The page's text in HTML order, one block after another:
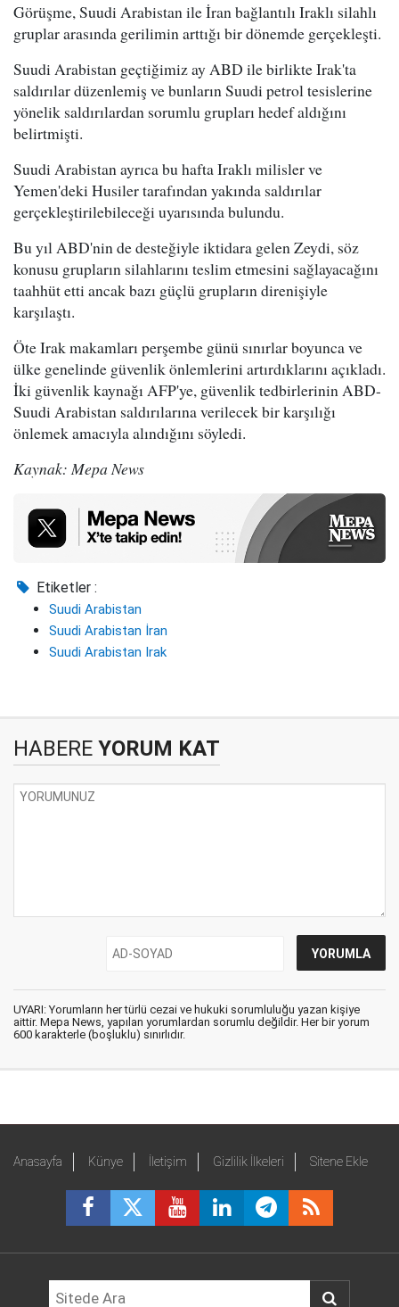
Görüşme, Suudi Arabistan ile İran bağlantılı Iraklı silahlı
gruplar arasında gerilimin arttığı bir dönemde gerçekleşti.
Suudi Arabistan geçtiğimiz ay ABD ile birlikte Irak'ta
saldırılar düzenlemiş ve bunların Suudi petrol tesislerine
yönelik saldırılardan sorumlu grupları hedef aldığını
belirtmişti.
Suudi Arabistan ayrıca bu hafta Iraklı milisler ve
Yemen'deki Husiler tarafından yakında saldırılar
gerçekleştirilebileceği uyarısında bulundu.
Bu yıl ABD'nin de desteğiyle iktidara gelen Zeydi, söz
konusu grupların silahlarını teslim etmesini sağlayacağını
taahhüt etti ancak bazı güçlü grupların direnişiyle
karşılaştı.
Öte Irak makamları perşembe günü sınırlar boyunca ve
ülke genelinde güvenlik önlemlerini artırdıklarını açıkladı.
İki güvenlik kaynağı AFP'ye, güvenlik tedbirlerinin ABD-
Suudi Arabistan saldırılarına verilecek bir karşılığı
önlemek amacıyla alındığını söyledi.
Kaynak: Mepa News
Etiketler :
Suudi Arabistan
Suudi Arabistan İran
Suudi Arabistan Irak
HABERE YORUM KAT
UYARI: Yorumların her türlü cezai ve hukuki sorumluluğu yazan kişiye
aittir. Mepa News, yapılan yorumlardan sorumlu değildir. Her bir yorum
600 karakterle (boşluklu) sınırlıdır.
Anasayfa Künye İletişim Gizlilik İlkeleri Sitene Ekle